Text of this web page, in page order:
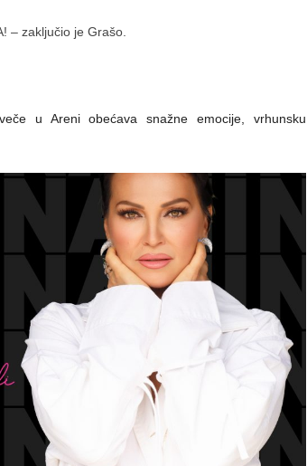
– zaključio je Grašo.
u Areni obećava snažne emocije, vrhunsku